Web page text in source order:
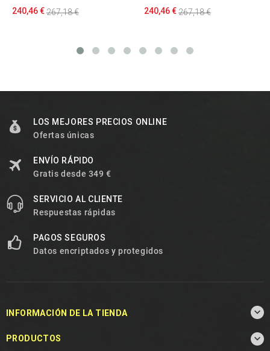
240,46 €267,18 €
240,46 €267,18 €
LOS MEJORES PRECIOS ONLINE
Ofertas únicas
ENVÍO RÁPIDO
Gratis desde 349 €
SERVICIO AL CLIENTE
Respuestas rápidas
PAGOS SEGUROS
Datos encriptados y protegidos
INFORMACIÓN DE LA TIENDA 
PRODUCTOS 